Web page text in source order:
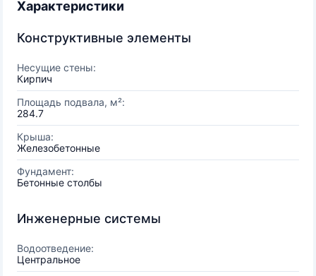
Характеристики
Конструктивные элементы
Несущие стены:
Кирпич
Площадь подвала, м²:
284.7
Крыша:
Железобетонные
Фундамент:
Бетонные столбы
Инженерные системы
Водоотведение:
Центральное